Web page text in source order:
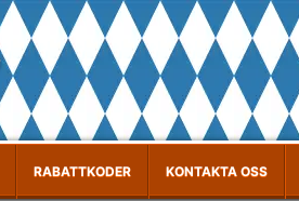
RABATTKODER KONTAKTA OSS